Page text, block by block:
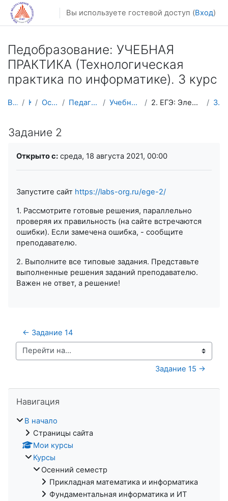
Перейти к основному содержанию
Вы используете гостевой доступ (Вход)
Педобразование: УЧЕБНАЯ
ПРАКТИКА (Технологическая
практика по информатике). 3 курс
В начало Курсы Осенний семестр Педагогическое образование Учебная практика (пед. 3 курс) 2. ЕГЭ: Элементы алгебры логики. Задания 2, 15 Задание 2
Задание 2
Открыто с: среда, 18 августа 2021, 00:00
Запустите сайт https://labs-org.ru/ege-2/
1. Рассмотрите готовые решения, параллельно
проверяя их правильность (на сайте встречаются
ошибки). Если замечена ошибка, - сообщите
преподавателю.
2. Выполните все типовые задания. Представьте
выполненные решения заданий преподавателю.
Важен не ответ, а решение!
← Задание 14
Перейти на...
Задание 15 →
Навигация
В начало
Страницы сайта
Мои курсы
Курсы
Осенний семестр
Прикладная математика и информатика
Фундаментальная информатика и ИТ